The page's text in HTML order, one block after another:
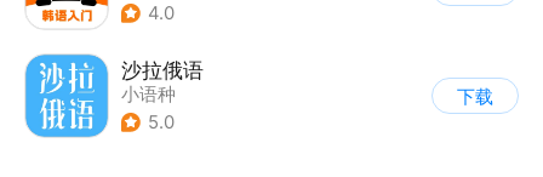
4.0
沙拉俄语
小语种
5.0
下载